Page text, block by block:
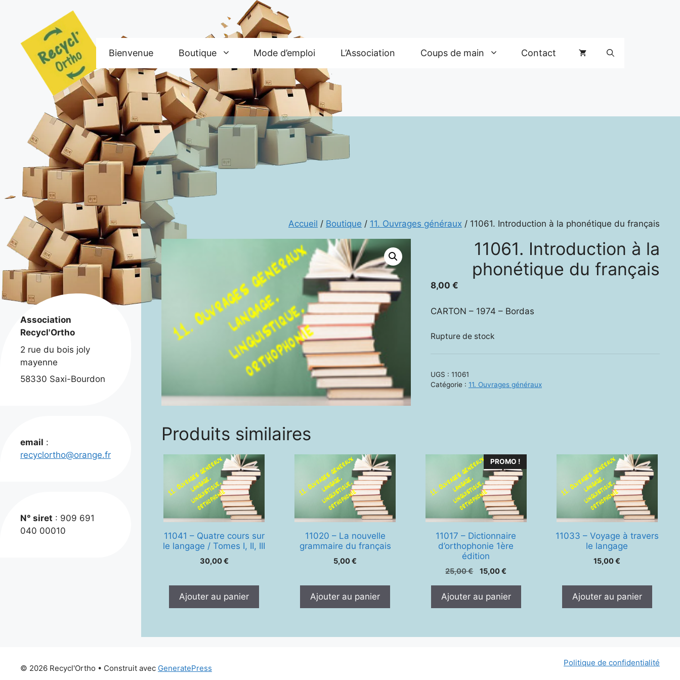
Bienvenue Boutique Mode d’emploi L’Association Coups de main Contact
Accueil / Boutique / 11. Ouvrages généraux / 11061. Introduction à la phonétique du français
11061. Introduction à la
phonétique du français
8,00 €
CARTON – 1974 – Bordas
Rupture de stock
UGS : 11061
Catégorie : 11. Ouvrages généraux
Produits similaires
11041 – Quatre cours sur
le langage / Tomes I, II, III
30,00€
Ajouter au panier
11020 – La nouvelle
grammaire du français
5,00€
Ajouter au panier
PROMO !
11017 – Dictionnaire
d’orthophonie 1ère
édition
25,00€
Le
était :
15,00€
est :
Ajouter au panier
11033 – Voyage à travers
le langage
15,00€
Ajouter au panier
Association
Recycl'Ortho
2 rue du bois joly
mayenne
58330 Saxi-Bourdon
email :
recyclortho@orange.fr
N° siret : 909 691
040 00010
Politique de confidentialité
© 2026 Recycl'Ortho • Construit avec GeneratePress